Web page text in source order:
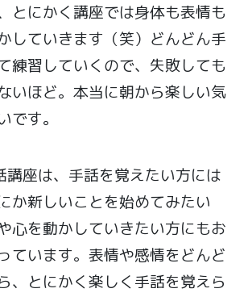
とにかく講座では身体も表情も
していきます（笑）どんどん手
練習していくので、失敗しても
いほど。本当に朝から楽しい気
です。
座は、手話を覚えたい方には
か新しいことを始めてみたい
心を動かしていきたい方にもお
ています。表情や感情をどんど
、とにかく楽しく手話を覚えら